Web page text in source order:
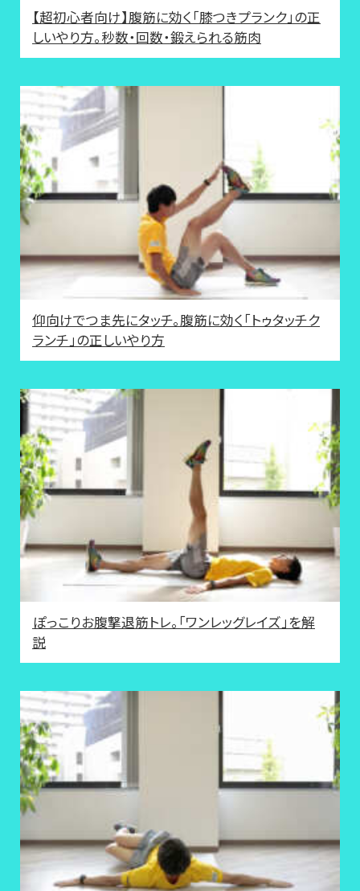
【超初心者向け】腹筋に効く「膝つきプランク」の正
しいやり方。秒数・回数・鍛えられる筋肉
仰向けでつま先にタッチ。腹筋に効く「トゥタッチク
ランチ」の正しいやり方
ぽっこりお腹撃退筋トレ。「ワンレッグレイズ」を解
説